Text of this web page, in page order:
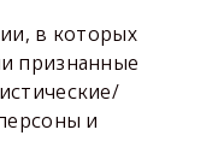
в которых
признанные
и